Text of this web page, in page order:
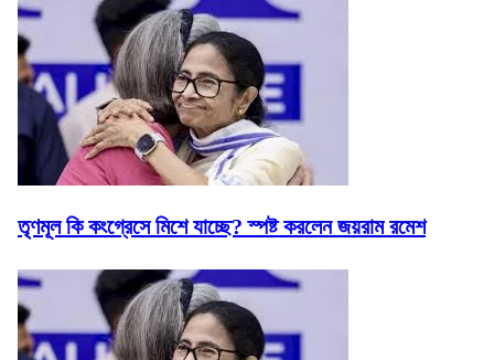
তৃণমূল কি কংগ্রেসে মিশে যাচ্ছে? স্পষ্ট করলেন জয়রাম রমেশ